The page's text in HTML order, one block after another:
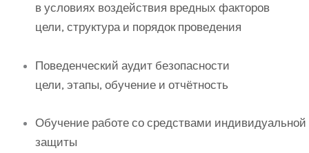
в условиях воздействия вредных факторов
цели, структура и порядок проведения
Поведенческий аудит безопасности
цели, этапы, обучение и отчётность
Обучение работе со средствами индивидуальной
защиты